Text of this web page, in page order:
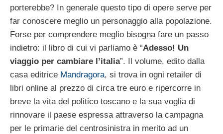
porterebbe? In generale questo tipo di opere serve per
far conoscere meglio un personaggio alla popolazione.
Forse per comprendere meglio bisogna fare un passo
indietro: il libro di cui vi parliamo è “Adesso! Un
viaggio per cambiare l’italia”. Il volume, edito dalla
casa editrice Mandragora, si trova in ogni retailer di
libri online al prezzo di circa tre euro e ripercorre in
breve la vita del politico toscano e la sua voglia di
rinnovare il paese espressa attraverso la campagna
per le primarie del centrosinistra in merito ad un